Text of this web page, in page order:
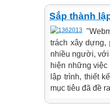
Sắp thành
trách xây dựng,
nhiều người, với
hiện những
lập trình, thiết
mục tiêu đã đề